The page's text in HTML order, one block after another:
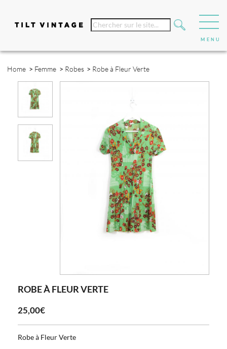
Home > Femme > Robes > Robe à Fleur Verte
ROBE À FLEUR VERTE
25,00€
Robe à Fleur Verte